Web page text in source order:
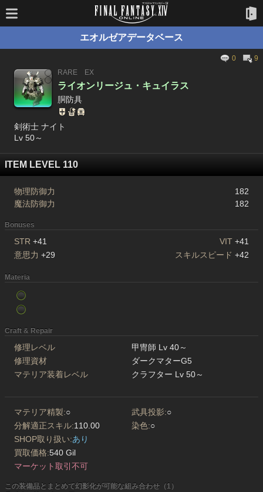
エオルゼアデータベース
0
9
RARE
EX
ライオンリージュ・キュイラス
胴防具
剣術士 ナイト
Lv 50～
ITEM LEVEL 110
物理防御力
182
魔法防御力
182
Bonuses
STR +41 VIT +41
意思力 +29 スキルスピード +42
Materia
Craft & Repair
修理レベル
甲冑師 Lv 40～
修理資材
ダークマターG5
マテリア装着レベル
クラフター Lv 50～
マテリア精製:○ 武具投影:○
分解適正スキル:110.00 染色:○
SHOP取り扱い:あり
買取価格:540 Gil
マーケット取引不可
この装備品とまとめて幻影化が可能な組み合わせ（1）